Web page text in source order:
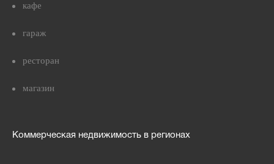
кафе
гараж
ресторан
магазин
Коммерческая недвижимость в регионах